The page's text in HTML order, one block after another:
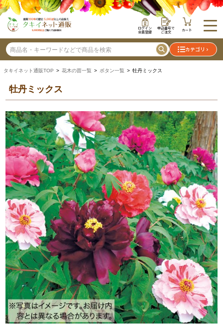
ログイン
会員登録
申込番号で
ご注文 カート
カテゴリ
タキイネット通販TOP > 花木の苗一覧 > ボタン一覧 > 牡丹ミックス
牡丹ミックス